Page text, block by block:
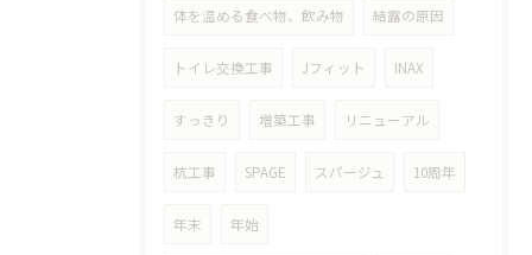
体を温める食べ物、飲み物 結露の原因
トイレ交換工事 Jフィット INAX
すっきり 増築工事 リニューアル
杭工事 SPAGE スパージュ 10周年
年末 年始